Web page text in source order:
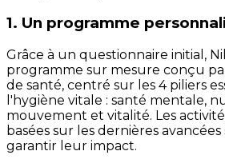
1. Un programme
Grâce à un questionnaire initial,
programme sur mesure conçu
de santé, centré sur les 4 piliers
l'hygiène vitale : santé mentale,
mouvement et vitalité. Les
basées sur les dernières
garantir leur impact.